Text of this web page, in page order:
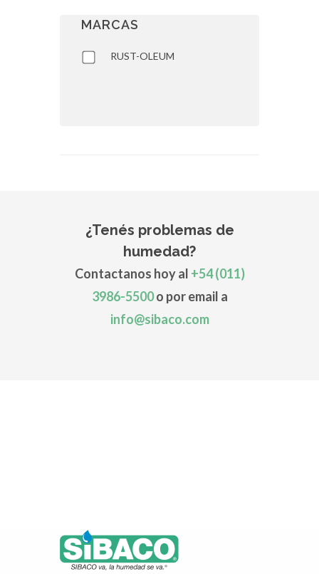
MARCAS
RUST-OLEUM
¿Tenés problemas de
humedad?
Contactanos hoy al +54 (011)
3986-5500o por email a
info@sibaco.com